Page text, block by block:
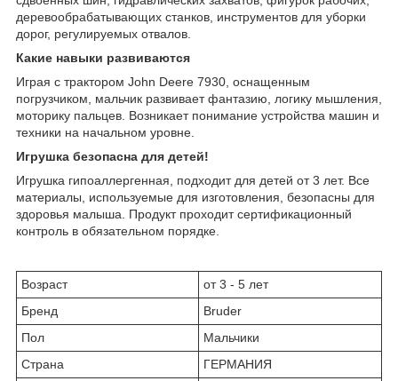
деревообрабатывающих станков, инструментов для уборки
дорог, регулируемых отвалов.
Какие навыки развиваются
Играя с трактором John Deere 7930, оснащенным
погрузчиком, мальчик развивает фантазию, логику мышления,
моторику пальцев. Возникает понимание устройства машин и
техники на начальном уровне.
Игрушка безопасна для детей!
Игрушка гипоаллергенная, подходит для детей от 3 лет. Все
материалы, используемые для изготовления, безопасны для
здоровья малыша. Продукт проходит сертификационный
контроль в обязательном порядке.
Возраст
от 3 - 5 лет
Бренд
Bruder
Пол
Мальчики
Страна
ГЕРМАНИЯ